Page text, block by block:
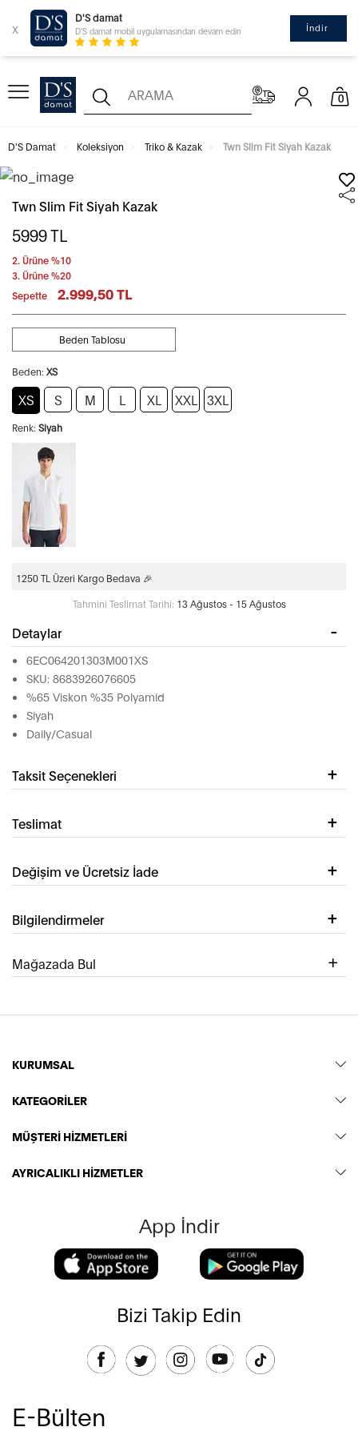
x
D'S damat
D'S damat mobil uygulamasından devam edin İndir
0
D'S Damat Koleksiyon Triko & Kazak Twn Slim Fit Siyah Kazak
Twn Slim Fit Siyah Kazak
5999TL
2. Ürüne %10
3. Ürüne %20
Sepette
2.999,50 TL
Beden: XS
Beden Tablosu
XS S M L XL XXL 3XL
Renk: Siyah
1250 TL Üzeri Kargo Bedava 🎉
Tahmini Teslimat Tarihi: 13 Ağustos - 15 Ağustos
Detaylar
6EC064201303M001XS
SKU: 8683926076605
%65 Viskon %35 Polyamid
Siyah
Daily/Casual
Taksit Seçenekleri
Teslimat
Değişim ve Ücretsiz İade
Bilgilendirmeler
Mağazada Bul
KURUMSAL
KATEGORİLER
MÜŞTERİ HİZMETLERİ
AYRICALIKLI HİZMETLER
App İndir
Bizi Takip Edin
E-Bülten